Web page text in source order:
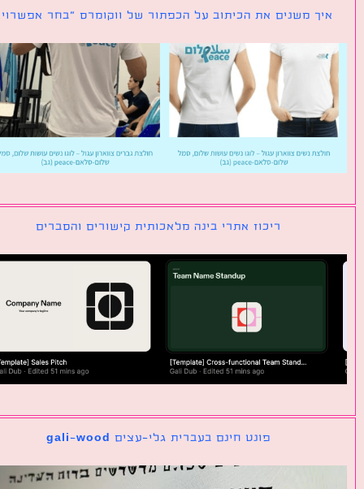
משנים את הכיתוב על הכפתור של ווקומרס ״בחר אפשרויות״
ריכוז אתרי בינה מלאכותית קישורים והסברים
פונט חינם בעברית גלי-עצים gali-wood